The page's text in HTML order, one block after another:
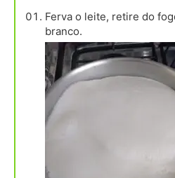
Ferva o leite, retire do
branco.